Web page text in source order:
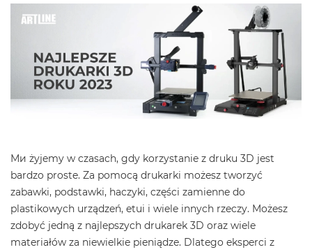
Ми żyjemy w czasach, gdy korzystanie z druku 3D jest
bardzo proste. Za pomocą drukarki możesz tworzyć
zabawki, podstawki, haczyki, części zamienne do
plastikowych urządzeń, etui i wiele innych rzeczy. Możesz
zdobyć jedną z najlepszych drukarek 3D oraz wiele
materiałów za niewielkie pieniądze. Dlatego eksperci z